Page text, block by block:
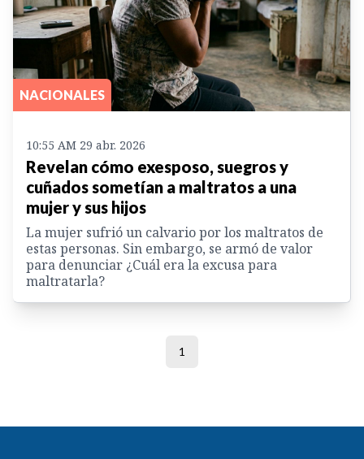
NACIONALES
10:55 AM 29 abr. 2026
Revelan cómo exesposo, suegros y
cuñados sometían a maltratos a una
mujer y sus hijos
La mujer sufrió un calvario por los maltratos de
estas personas. Sin embargo, se armó de valor
para denunciar ¿Cuál era la excusa para
maltratarla?
1